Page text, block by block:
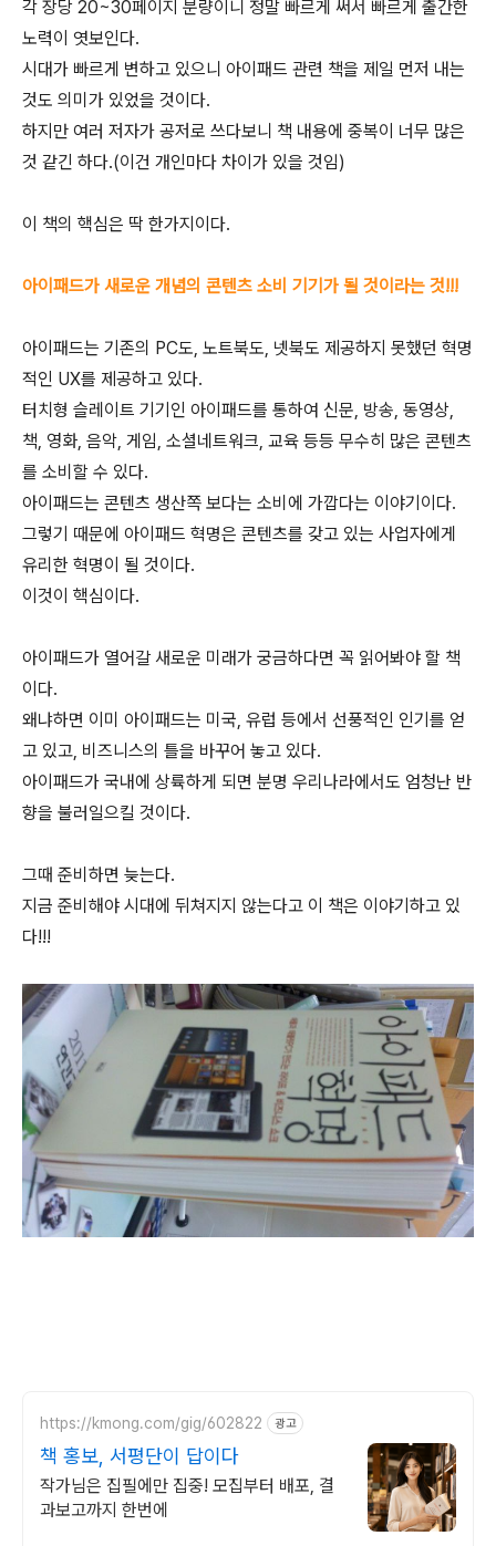
각 장당 20~30페이지 분량이니 정말 빠르게 써서 빠르게 출간한
노력이 엿보인다.
시대가 빠르게 변하고 있으니 아이패드 관련 책을 제일 먼저 내는
것도 의미가 있었을 것이다.
하지만 여러 저자가 공저로 쓰다보니 책 내용에 중복이 너무 많은
것 같긴 하다.(이건 개인마다 차이가 있을 것임)
이 책의 핵심은 딱 한가지이다.
아이패드가 새로운 개념의 콘텐츠 소비 기기가 될 것이라는 것!!!
아이패드는 기존의 PC도, 노트북도, 넷북도 제공하지 못했던 혁명
적인 UX를 제공하고 있다.
터치형 슬레이트 기기인 아이패드를 통하여 신문, 방송, 동영상,
책, 영화, 음악, 게임, 소셜네트워크, 교육 등등 무수히 많은 콘텐츠
를 소비할 수 있다.
아이패드는 콘텐츠 생산쪽 보다는 소비에 가깝다는 이야기이다.
그렇기 때문에 아이패드 혁명은 콘텐츠를 갖고 있는 사업자에게
유리한 혁명이 될 것이다.
이것이 핵심이다.
아이패드가 열어갈 새로운 미래가 궁금하다면 꼭 읽어봐야 할 책
이다.
왜냐하면 이미 아이패드는 미국, 유럽 등에서 선풍적인 인기를 얻
고 있고, 비즈니스의 틀을 바꾸어 놓고 있다.
아이패드가 국내에 상륙하게 되면 분명 우리나라에서도 엄청난 반
향을 불러일으킬 것이다.
그때 준비하면 늦는다.
지금 준비해야 시대에 뒤쳐지지 않는다고 이 책은 이야기하고 있
다!!!
https://kmong.com/gig/602822 광고
책 홍보, 서평단이 답이다
작가님은 집필에만 집중! 모집부터 배포, 결
과보고까지 한번에